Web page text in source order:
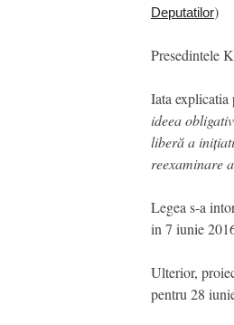
Deputatilor)
Presedintele
Iata explicatia
ideea
liberă a
reexaminare
Legea s-a
in 7 iunie
Ulterior,
pentru 28